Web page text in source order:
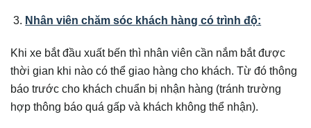
Nhân viên chăm sóc khách hàng có trình độ:
Khi xe bắt đầu xuất bến thì nhân viên cần nắm bắt được
thời gian khi nào có thể giao hàng cho khách. Từ đó thông
báo trước cho khách chuẩn bị nhận hàng (tránh trường
hợp thông báo quá gấp và khách không thể nhận).